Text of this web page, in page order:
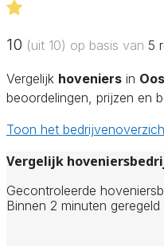
10 (uit 10) op basis van 5
Vergelijk hoveniers in
beoordelingen, prijzen en
Toon het
Vergelijk
Gecontroleerde
Binnen 2 minuten geregeld